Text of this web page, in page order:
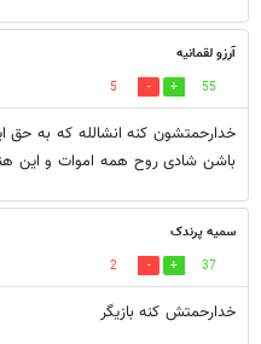
آرزو لقمانیه
55
5
خدارحمتشون کنه انشالله که به حق
باشن شادی روح همه اموات و این
سمیه پرندک
37
2
خدارحمتش کنه بازیگر